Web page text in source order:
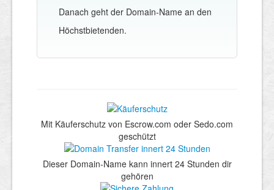
Danach geht der Domain-Name an den
Höchstbietenden.
Mit Käuferschutz von Escrow.com oder Sedo.com
geschützt
Dieser Domain-Name kann innert 24 Stunden dir
gehören